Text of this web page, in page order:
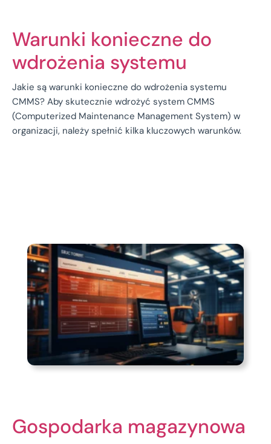
Warunki konieczne do
wdrożenia systemu
Jakie są warunki konieczne do wdrożenia systemu
CMMS? Aby skutecznie wdrożyć system CMMS
(Computerized Maintenance Management System) w
organizacji, należy spełnić kilka kluczowych warunków.
Gospodarka magazynowa